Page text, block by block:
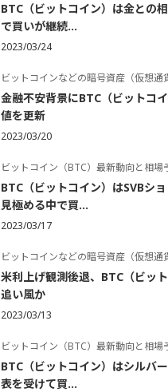
BTC（ビットコイン）は金との
で買いが継続...
2023/03/24
金融不安背景にBTC（ビットコ
値を更新
2023/03/20
ビットコイン（BTC）最新動向と相場
BTC（ビットコイン）はSVBシ
見極める中で買...
2023/03/17
米利上げ観測後退、BTC（ビッ
追い風か
2023/03/13
ビットコイン（BTC）最新動向と相場
BTC（ビットコイン）はシルバ
表を受けて買...